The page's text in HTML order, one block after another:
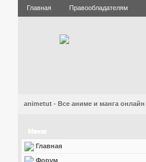
Главная Правообладателям
animetut - Все аниме и манга онлайн
Меню
Главная
Форум